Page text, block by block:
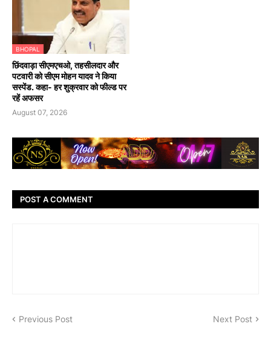
BHOPAL
छिंदवाड़ा सीएमएचओ, तहसीलदार और
पटवारी को सीएम मोहन यादव ने किया
सस्पेंड. कहा- हर शुक्रवार को फील्ड पर
रहें अफसर
August 07, 2026
POST A COMMENT
Previous Post Next Post